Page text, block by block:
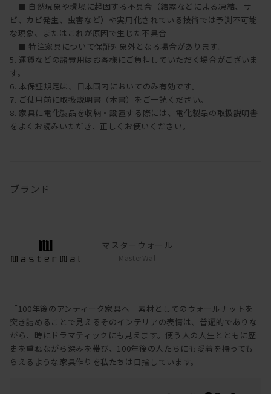
■ 自然現象や環境に起因する不具合（結露などによる凍結、サ
ビ、カビ発生、虫害など）や実用化されている技術では予測不可能
な現象、またはこれが原因で生じた不具合
■ 特注家具について保証対象外となる場合があります。
5. 運賃などの諸費用はお客様にご負担していただく場合がございま
す。
6. 本保証規定は、日本国内においてのみ有効です。
7. ご使用前に取扱説明書（本書）をご一読ください。
8. 家具に電化製品を収納・設置する際には、電化製品の取扱説明書
をよくお読みいただき、正しくお使いください。
ブランド
マスターウォール
MasterWal
「100年後のアンティーク家具へ」素材としてのウォールナットを
突き詰めることで見えるそのインテリアの表情は、普遍的でありな
がら、時にドラマティックにも見えます。使う人の人生とともに歴
史を重ねながら深みを帯び、100年後の人たちにも愛着を持っても
らえるような家具作りを私たちは目指しています。